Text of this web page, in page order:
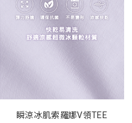
瞬涼冰肌索羅娜V領TEE